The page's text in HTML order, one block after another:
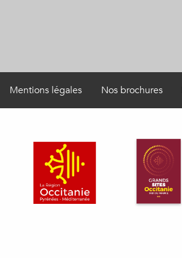
Mentions légales Nos brochures